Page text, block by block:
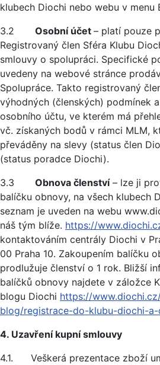
klubech Diochi nebo webu v menu
3.2 Osobní účet – platí pouze
Registrovaný člen Sféra Klubu
smlouvy o spolupráci. Specifické
uvedeny na webové stránce
Spolupráce. Takto registrovaný
výhodných (členských) podmínek
osobního účtu, ve kterém má
vč. získaných bodů v rámci MLM,
převáděny na slevy (status člen
(status poradce Diochi).
3.3 Obnova členství– lze ji
balíčku obnovy, na všech klubech
seznam je uveden na webu
náš tým blíže. https://
kontaktováním centrály Diochi v
00 Praha 10. Zakoupením balíčku
prodlužuje členství o 1 rok. Bližší
balíčků obnovy najdete v záložce
blogu Diochi https://
blog/registrace-do-klubu-diochi-
4. Uzavření kupní smlouvy
4.1. Veškerá prezentace zboží